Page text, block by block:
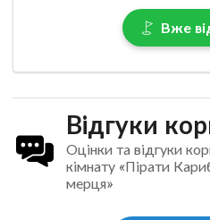
Вже
Відгуки
Оцінки та відгуки
кімнату «Пірати
мерця»